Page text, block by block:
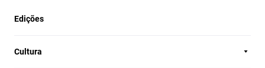
Edições
Cultura